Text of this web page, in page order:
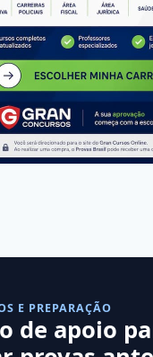
E PREPARAÇÃO
de apoio